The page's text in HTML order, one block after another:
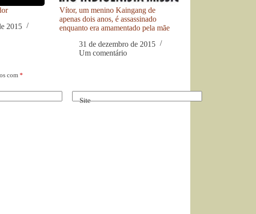
2015
Vítor, um menino Kaingang de
apenas dois anos, é assassinado
enquanto era amamentado pela mãe
31 de dezembro de 2015
Um comentário
com *
Site